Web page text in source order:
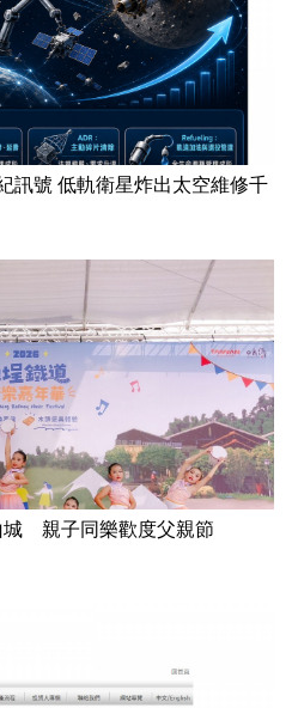
訊號 低軌衛星炸出太空維修千
城 親子同樂歡度父親節